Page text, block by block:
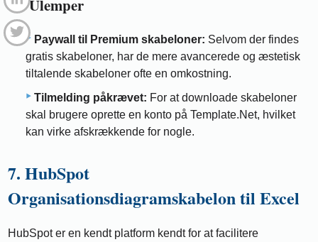
6.2 Ulemper
Paywall til Premium skabeloner: Selvom der findes
gratis skabeloner, har de mere avancerede og æstetisk
tiltalende skabeloner ofte en omkostning.
Tilmelding påkrævet: For at downloade skabeloner
skal brugere oprette en konto på Template.Net, hvilket
kan virke afskrækkende for nogle.
7. HubSpot
Organisationsdiagramskabelon til Excel
HubSpot er en kendt platform kendt for at facilitere